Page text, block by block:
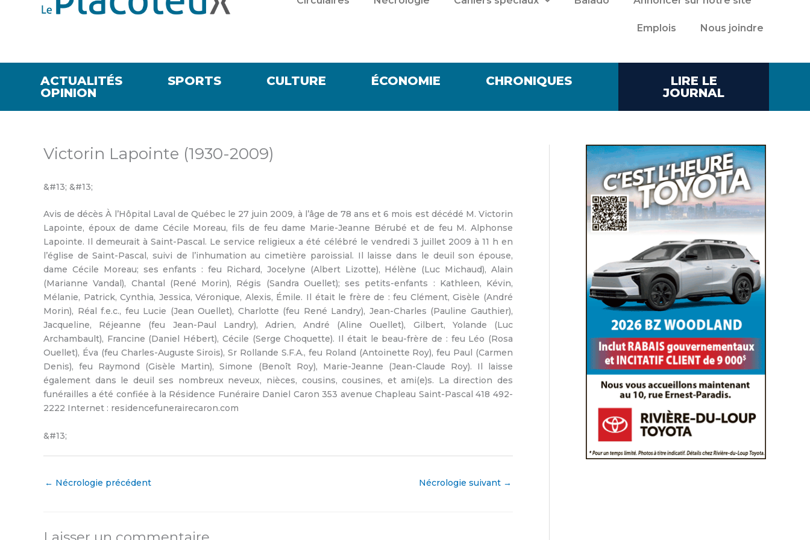
Emplois Nous joindre
ACTUALITÉS SPORTS CULTURE ÉCONOMIE
CHRONIQUES
OPINION
LIRE LE
JOURNAL
Victorin Lapointe (1930-2009)
&#13; &#13;
Avis de décès À l’Hôpital Laval de Québec le 27 juin 2009, à l’âge de 78 ans et 6 mois est décédé M. Victorin
Lapointe, époux de dame Cécile Moreau, fils de feu dame Marie-Jeanne Bérubé et de feu M. Alphonse
Lapointe. Il demeurait à Saint-Pascal. Le service religieux a été célébré le vendredi 3 juillet 2009 à 11 h en
l’église de Saint-Pascal, suivi de l’inhumation au cimetière paroissial. Il laisse dans le deuil son épouse,
dame Cécile Moreau; ses enfants : feu Richard, Jocelyne (Albert Lizotte), Hélène (Luc Michaud), Alain
(Marianne Vandal), Chantal (René Morin), Régis (Sandra Ouellet); ses petits-enfants : Kathleen, Kévin,
Mélanie, Patrick, Cynthia, Jessica, Véronique, Alexis, Émile. Il était le frère de : feu Clément, Gisèle (André
Morin), Réal f.e.c., feu Lucie (Jean Ouellet), Charlotte (feu René Landry), Jean-Charles (Pauline Gauthier),
Jacqueline, Réjeanne (feu Jean-Paul Landry), Adrien, André (Aline Ouellet), Gilbert, Yolande (Luc
Archambault), Francine (Daniel Hébert), Cécile (Serge Choquette). Il était le beau-frère de : feu Léo (Rosa
Ouellet), Éva (feu Charles-Auguste Sirois), Sr Rollande S.F.A., feu Roland (Antoinette Roy), feu Paul (Carmen
Denis), feu Raymond (Gisèle Martin), Simone (Benoît Roy), Marie-Jeanne (Jean-Claude Roy). Il laisse
également dans le deuil ses nombreux neveux, nièces, cousins, cousines, et ami(e)s. La direction des
funérailles a été confiée à la Résidence Funéraire Daniel Caron 353 avenue Chapleau Saint-Pascal 418 492-
2222 Internet : residencefunerairecaron.com
&#13;
← Nécrologie précédent Nécrologie suivant →